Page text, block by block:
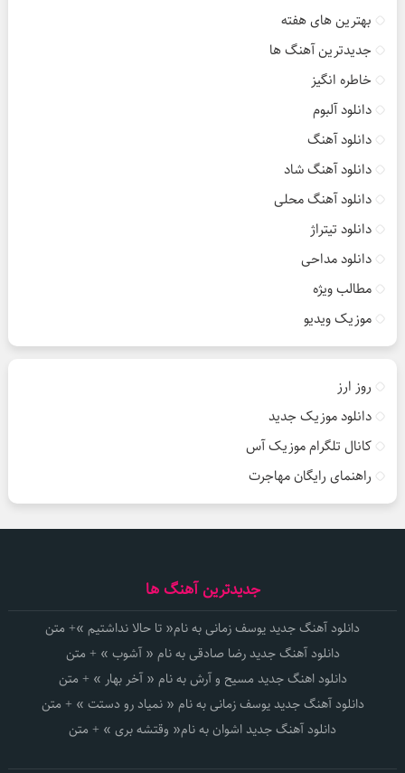
بهترین های هفته
جدیدترین آهنگ ها
خاطره انگیز
دانلود آلبوم
دانلود آهنگ
دانلود آهنگ شاد
دانلود آهنگ محلی
دانلود تیتراژ
دانلود مداحی
مطالب ویژه
موزیک ویدیو
روز ارز
دانلود موزیک جدید
کانال تلگرام موزیک آس
راهنمای رایگان مهاجرت
جدیدترین آهنگ ها
دانلود آهنگ جدید یوسف زمانی به نام« تا حالا نداشتیم »+ متن
دانلود آهنگ جدید رضا صادقی به نام « آشوب » + متن
دانلود اهنگ جدید مسیح و آرش به نام « آخر بهار » + متن
دانلود آهنگ جدید یوسف زمانی به نام « نمیاد رو دستت » + متن
دانلود آهنگ جدید اشوان به نام« وقتشه بری » + متن